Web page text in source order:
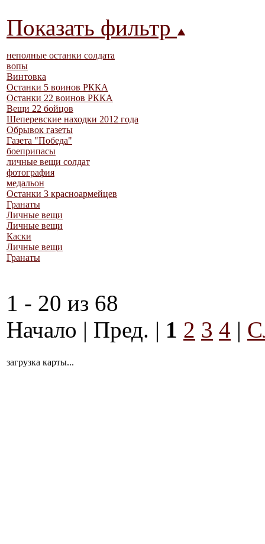
Показать фильтр
неполные останки солдата
вопы
Винтовка
Останки 5 воинов РККА
Останки 22 воинов РККА
Вещи 22 бойцов
Шеперевские находки 2012 года
Обрывок газеты
Газета "Победа"
боеприпасы
личные вещи солдат
фотография
медальон
Останки 3 красноармейцев
Гранаты
Личные вещи
Личные вещи
Каски
Личные вещи
Гранаты
1 - 20 из 68
Начало | Пред. | 1 2 3 4 |
загрузка карты...